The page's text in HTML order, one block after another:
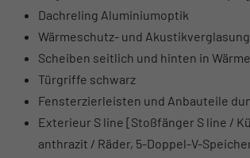
Dachreling Aluminiumoptik
Wärmeschutz- und
Scheiben seitlich und hinten in
Türgriffe schwarz
Fensterzierleisten und Anbauteile
Exterieur S line [Stoßfänger S line /
anthrazit / Räder, 5-Doppel-V-